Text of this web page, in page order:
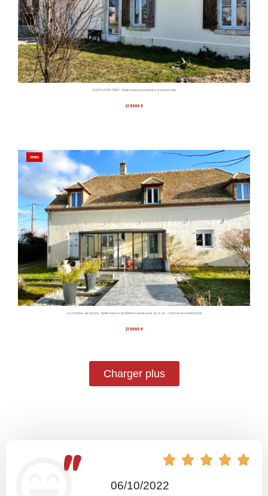
SAINT LEGER TRIEY - Belle maison ancienne sur terrain clos
215000 €
VENDU
A 5 minutes de Seurre - Belle maison du XIXème siècle sans vis-à-vis - Charme et authenticité!
210000 €
Charger plus
    
" 06/10/2022